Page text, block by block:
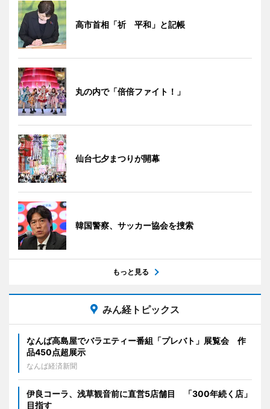
高市首相「祈 平和」と記帳
丸の内で「倍倍ファイト！」
仙台七夕まつりが開幕
韓国警察、サッカー協会を捜索
もっと見る
みん経トピックス
なんば高島屋でバラエティー番組「プレバト」展覧会 作
品450点超展示
なんば経済新聞
伊良コーラ、浅草観音前に直営5店舗目 「300年続く店」
目指す